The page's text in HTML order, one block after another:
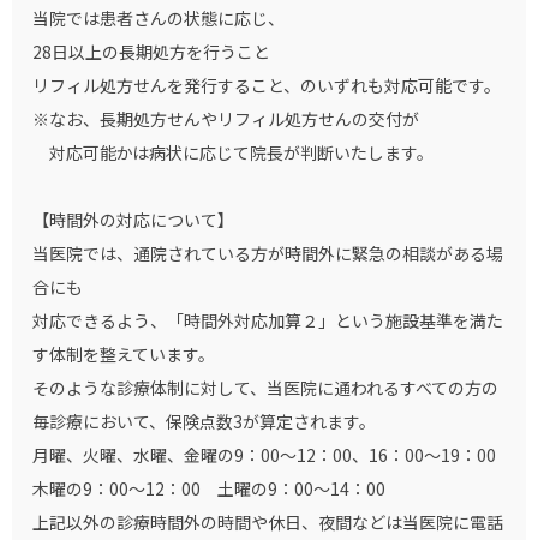
当院では患者さんの状態に応じ、
28日以上の長期処方を行うこと
リフィル処方せんを発行すること、のいずれも対応可能です。
※なお、長期処方せんやリフィル処方せんの交付が
対応可能かは病状に応じて院長が判断いたします。
【時間外の対応について】
当医院では、通院されている方が時間外に緊急の相談がある場
合にも
対応できるよう、「時間外対応加算２」という施設基準を満た
す体制を整えています。
そのような診療体制に対して、当医院に通われるすべての方の
毎診療において、保険点数3が算定されます。
月曜、火曜、水曜、金曜の9：00～12：00、16：00～19：00
木曜の9：00～12：00 土曜の9：00～14：00
上記以外の診療時間外の時間や休日、夜間などは当医院に電話